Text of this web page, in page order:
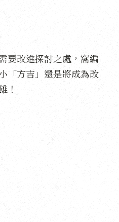
要改進探討之處，窩編
「方吉」還是將成為改
！